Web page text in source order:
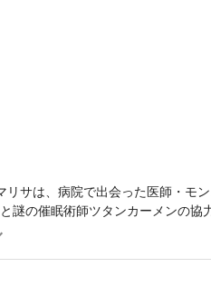
リサは、病院で出会った医師・モ
の催眠術師ツタンカーメンの協
のパイオニア・わたなべまさこが